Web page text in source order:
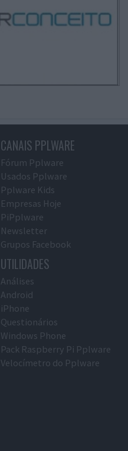
CANAIS PPLWARE
Fórum Pplware
Usados Pplware
Pplware Kids
Empresas Hoje
PiPplware
Newsletter
Grupos Facebook
UTILIDADES
Análises
Android
iPhone
Questionários
Windows Phone
Pack Raspberry Pi Pplware
Velocímetro do Pplware